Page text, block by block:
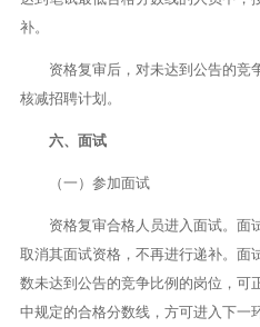
补。
资格复审后，对未达到公告的竞
核减招聘计划。
六、面试
（一）参加面试
资格复审合格人员进入面试。面
取消其面试资格，不再进行递补。面
数未达到公告的竞争比例的岗位，可
中规定的合格分数线，方可进入下一